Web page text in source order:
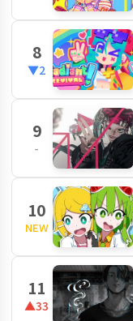
8
▼2
9
-
10
NEW
11
▲33